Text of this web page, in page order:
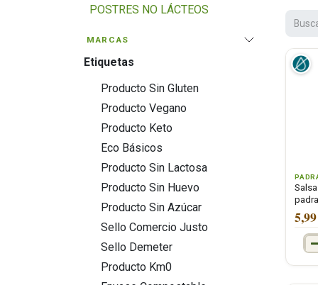
POSTRES NO LÁCTEOS
ALIÑOS
SALSAS Y CREMAS
SOJA, TAMARI Y SHOYU
MOSTAZA
SALSAS PREPARADAS
PESTO
MAYONESA
KETCHUP
SALSA DE TOMATE
CREMAS Y NATAS PARA
COCINAR
CALDOS EN POLVO
ESPECIAS
MARCAS
Etiquetas
Producto Sin Gluten
Producto Vegano
Producto Keto
Eco Básicos
Producto Sin Lactosa
Producto Sin Huevo
Producto Sin Azúcar
Sello Comercio Justo
Sello Demeter
Producto Km0
5,99